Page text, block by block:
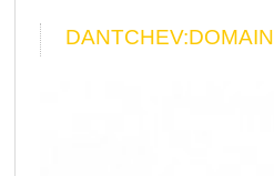
DANTCHEV:DOMAIN